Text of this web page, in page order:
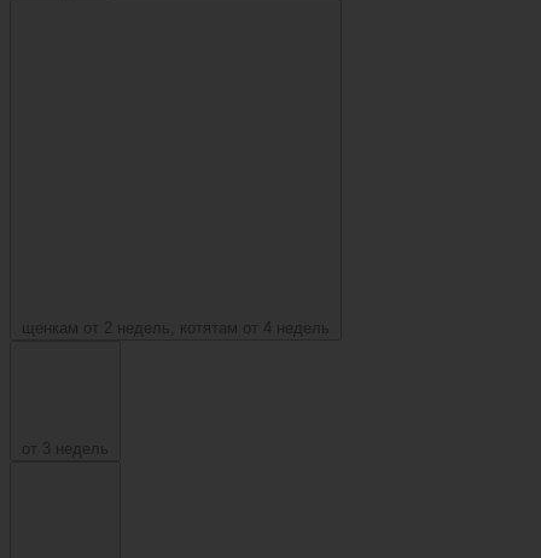
щенкам от 2 недель, котятам от 4 недель
от 3 недель